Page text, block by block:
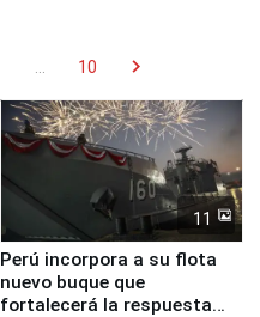
10 chevron_right
11
Perú incorpora a su flota
nuevo buque que
fortalecerá la respuesta